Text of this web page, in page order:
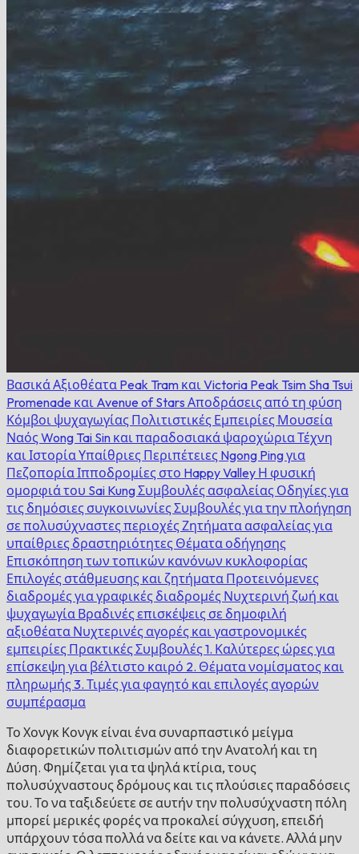
Βασικά Αξιοθέατα Peak Tram και Victoria Peak Tsim Sha Tsui
Promenade και Avenue of Stars Αποδράσεις από τη φύση
Κόμβοι ψυχαγωγίας Πολιτιστικές Εμπειρίες Μουσεία
Ναός Wong Tai Sin και παραδοσιακά ψαροχώρια Τέχνη
και Ιστορία Υπαίθριες Περιπέτειες Ngong Ping για
Πεζοπορία Ιπποδρομίες στο Happy Valley Η φυσική
ομορφιά του Sai KungΣυμβουλές ασφαλείας Οδηγίες για
τις δημόσιες συγκοινωνίεςΣυμβουλές για την πλοήγηση
σε πολυσύχναστες περιοχέςΖητήματα ασφαλείας για
υπαίθριες δραστηριότητες Θέματα οδήγησης
Επισκόπηση των τοπικών κανόνων κυκλοφορίας
Επιλογές στάθμευσης και ζητήματα Προτεινόμενες
διαδρομές για γραφικές διαδρομές Νυχτερινή ζωή και
ψυχαγωγία Βραδινές επισκέψεις σε δημοφιλή
αξιοθέατα Νυχτερινές αγορές και γαστρονομικές
εμπειρίες Πρακτικές Συμβουλές1. Καλύτερες ώρες για
επίσκεψη για βέλτιστο καιρό 2. Θέματα νομίσματος και
πληρωμής3. Τιμές για φαγητό και επιλογές αγορών
συμπέρασμα
Το Χονγκ Κονγκ είναι ένα συναρπαστικό μείγμα
διαφορετικών πολιτισμών από την Ανατολή και τη
Δύση. Φημίζεται για τα ψηλά κτίρια, τους
πολυσύχναστους δρόμους και τις πλούσιες παραδόσεις
του. Το να ταξιδεύετε σε αυτήν την πολυσύχναστη πόλη
μπορεί μερικές φορές να προκαλεί σύγχυση, επειδή
υπάρχουν τόσα πολλά να δείτε και να κάνετε. Αλλά μην